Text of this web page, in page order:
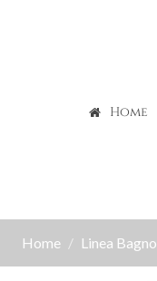
Home
Home Linea Bagno